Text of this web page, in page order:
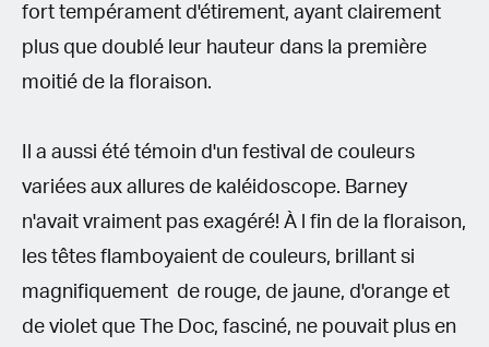
fort tempérament d'étirement, ayant clairement
plus que doublé leur hauteur dans la première
moitié de la floraison.
Il a aussi été témoin d'un festival de couleurs
variées aux allures de kaléidoscope. Barney
n'avait vraiment pas exagéré! À l fin de la floraison,
les têtes flamboyaient de couleurs, brillant si
magnifiquement de rouge, de jaune, d'orange et
de violet que The Doc, fasciné, ne pouvait plus en